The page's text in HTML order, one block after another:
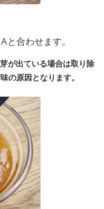
合わせます。
が出ている場合は取り除
の原因となります。